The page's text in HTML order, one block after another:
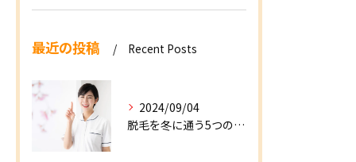
最近の投稿 Recent Posts
2024/09/04
脱毛を冬に通う5つのメリット！デメリットや注意点を解説！